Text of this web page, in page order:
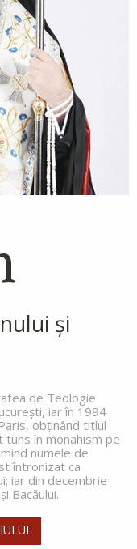
Miron,
Cretei
ca
preot al sfintei
și învăța
le întărea spre
Icoane a
de pe
s-a trezit și a
ținutul. Aceasta
foc de pe
Apostolul zilei
nostru Iisus
Sfânt, ca
rugăciuni către
ca să scap de...
Romani 15, 30-33
și
de Teologie
iar în 1994
obţinând titlul
în monahism pe
numele de
întronizat ca
iar din decembrie
Bacăului.